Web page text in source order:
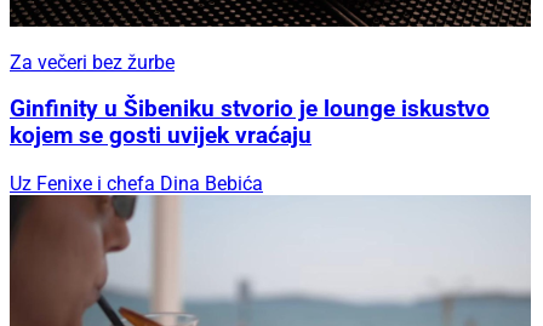
Za večeri bez žurbe
Ginfinity u Šibeniku stvorio je lounge iskustvo
kojem se gosti uvijek vraćaju
Uz Fenixe i chefa Dina Bebića